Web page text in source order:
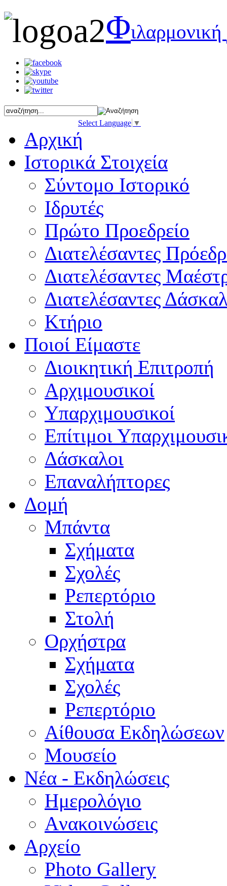
Φιλαρμονική
Select Language ▼
Αρχική
Ιστορικά Στοιχεία
Σύντομο Ιστορικό
Ιδρυτές
Πρώτο Προεδρείο
Διατελέσαντες
Διατελέσαντες
Διατελέσαντες
Κτήριο
Ποιοί Είμαστε
Διοικητική Επιτροπή
Aρχιμουσικοί
Υπαρχιμουσικοί
Επίτιμοι
Δάσκαλοι
Επαναλήπτορες
Δομή
Μπάντα
Σχήματα
Σχολές
Ρεπερτόριο
Στολή
Ορχήστρα
Σχήματα
Σχολές
Ρεπερτόριο
Aίθουσα Εκδηλώσεων
Μουσείο
Νέα - Εκδηλώσεις
Ημερολόγιο
Aνακοινώσεις
Αρχείο
Photo Gallery